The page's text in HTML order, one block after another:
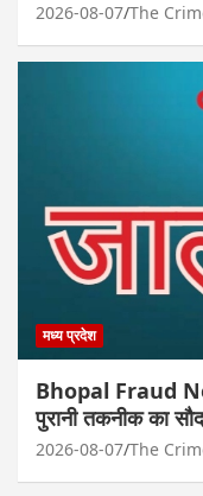
2026-08-07 The
मध्य प्रदेश
Bhopal Fraud
पुरानी तकनीक का
2026-08-07 The